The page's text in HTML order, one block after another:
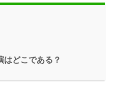
はどこである？